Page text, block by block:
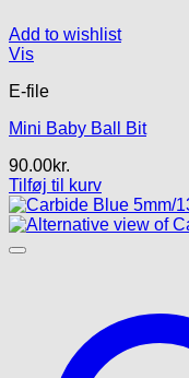
Add to wishlist
Vis
E-file
Mini Baby Ball Bit
90.00kr.
Tilføj til kurv